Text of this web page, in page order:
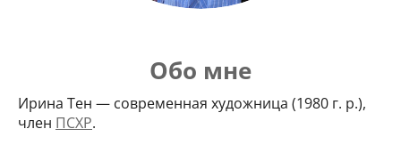
Обо мне
Ирина Тен — современная художница (1980 г. р.),
член ПСХР.